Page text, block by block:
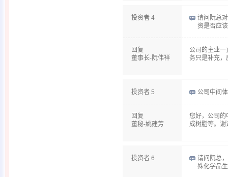
投资者 4
请问阮总
资是否应
回复
董事长-阮伟祥
公司的主业一
务只是补充，
投资者 5 公司中间
回复
董秘-姚建芳
您好，公司的
成树脂等。谢
投资者 6
请问阮总
殊化学品